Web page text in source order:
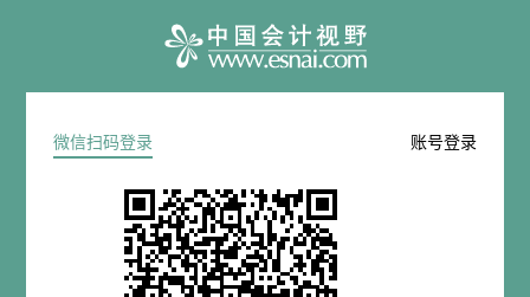
微信扫码登录 账号登录